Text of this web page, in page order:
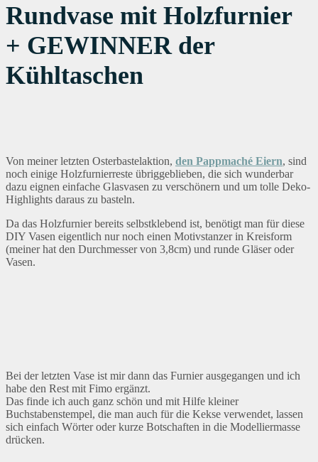
Rundvase mit Holzfurnier
+ GEWINNER der
Kühltaschen
Von meiner letzten Osterbastelaktion, den Pappmaché Eiern, sind
noch einige Holzfurnierreste übriggeblieben, die sich wunderbar
dazu eignen einfache Glasvasen zu verschönern und um tolle Deko-
Highlights daraus zu basteln.
Da das Holzfurnier bereits selbstklebend ist, benötigt man für diese
DIY Vasen eigentlich nur noch einen Motivstanzer in Kreisform
(meiner hat den Durchmesser von 3,8cm) und runde Gläser oder
Vasen.
Bei der letzten Vase ist mir dann das Furnier ausgegangen und ich
habe den Rest mit Fimo ergänzt.
Das finde ich auch ganz schön und mit Hilfe kleiner
Buchstabenstempel, die man auch für die Kekse verwendet, lassen
sich einfach Wörter oder kurze Botschaften in die Modelliermasse
drücken.